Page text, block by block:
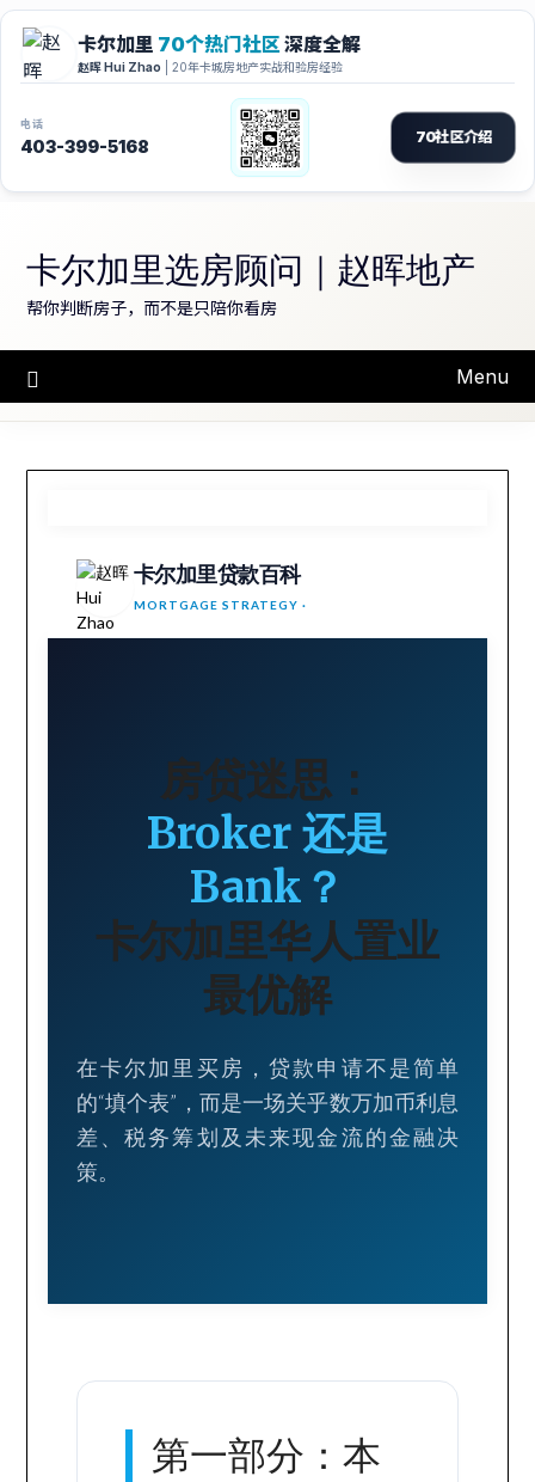
content
卡尔加里选房顾问｜赵晖地产
帮你判断房子，而不是只陪你看房
Menu
卡尔加里贷款百科
MORTGAGE STRATEGY ·
房贷迷思：
Broker 还是
Bank？
卡尔加里华人置业
最优解
在卡尔加里买房，贷款申请不是简单
的“填个表”，而是一场关乎数万加币利息
差、税务筹划及未来现金流的金融决
策。
第一部分：本